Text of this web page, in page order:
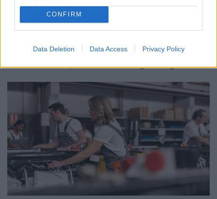
CONFIRM
Data Deletion Data Access Privacy Policy
Teljesen átírhatják a kötelező szombati
munkanapot a magyaroknak: váratlan javaslat
Átfogó javaslatcsomagot dolgozott ki a Magyar
Kereskedelmi és Iparkamara (MKIK) a gazdaság
kezelése érdekében.